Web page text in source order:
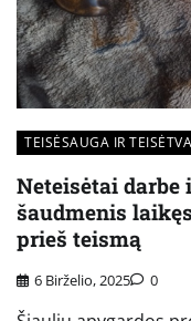
TEISĖSAUGA IR
Neteisėtai
šaudmenis
prieš teismą
6 Birželio, 2025 0